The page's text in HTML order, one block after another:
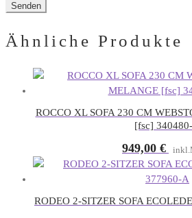
Ähnliche Produkte
ROCCO XL SOFA 230 CM
[fsc]
949,00 €
RODEO 2-SITZER SOFA